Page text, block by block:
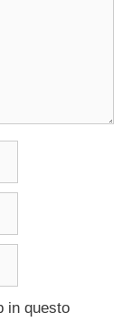
in questo